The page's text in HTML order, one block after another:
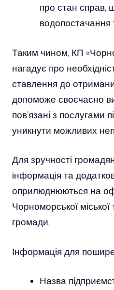
про стан справ,
водопостачання
Таким чином, КП
нагадує про
ставлення до
допоможе своєчасно
пов’язані з послугами
уникнути можливих
Для зручності
інформація та
оприлюднюються на
Чорноморської міської
громади.
Інформація для
Назва